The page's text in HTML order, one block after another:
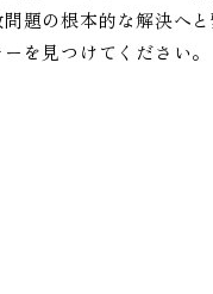
題の根本的な解決へ
を見つけてください。